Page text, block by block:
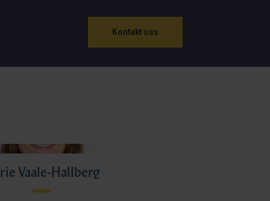
Kontakt oss
Vaale-Hallberg